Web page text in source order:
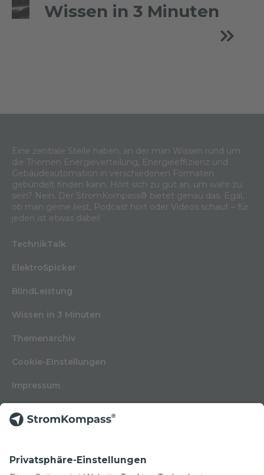
Wissen in 3 Minuten
Eine zentrale Stelle haben, an der man Wissen rund um
die Themen Energieverteilung, Energieeffizienz und
Gebäudeautomation in verschiedenen Formaten
gebündelt finden kann. Hört sich zu gut an, um wahr zu
sein? Nein. Der StromKompass® bietet genau das. Egal,
ob man gerne liest, Podcast hört oder Videos schaut – für
jeden ist etwas dabei!
TechnikTalk
ElektroSpicker
BlindLeistung
Wissen in 3 Minuten
Themenarchiv
Cookie-Einstellungen
Impressum
Kontakt